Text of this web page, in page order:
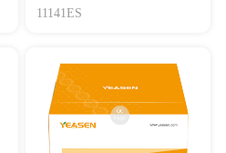
qPCR(gDNA digester plus)
11141ES